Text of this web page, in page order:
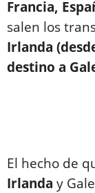
Francia,
salen los
Irlanda
destino a
El hecho de
Irlanda y